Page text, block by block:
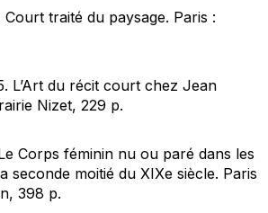
Court traité du paysage. Paris :
L’Art du récit court chez Jean
Nizet, 229 p.
Corps féminin nu ou paré dans les
seconde moitié du XIXe siècle. Paris
398 p.